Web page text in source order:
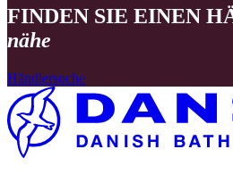
FINDEN SIE EINEN
nähe
Händlersuche